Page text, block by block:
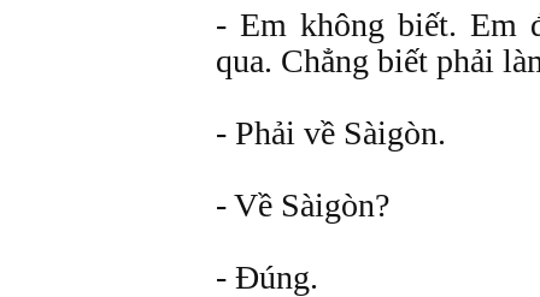
- Em không biết. Em
qua. Chẳng biết phải
- Phải về Sàigòn.
- Về Sàigòn?
- Đúng.